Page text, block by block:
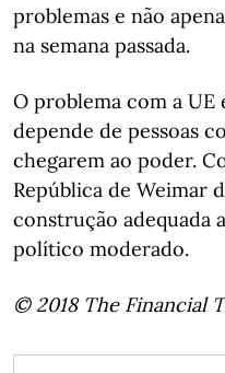
problemas e não
na semana passada.
O problema com a UE
depende de pessoas
chegarem ao poder.
República de Weimar
construção adequada
político moderado.
© 2018 The Financial